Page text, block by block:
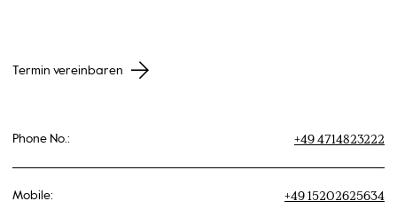
Termin vereinbaren
Phone No.: +49 4714823222
Mobile: +49 15202625634